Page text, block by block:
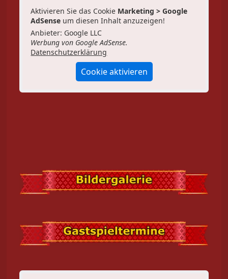
Aktivieren Sie das Cookie Marketing > Google
AdSense um diesen Inhalt anzuzeigen!
Anbieter: Google LLC
Werbung von Google AdSense.
Datenschutzerklärung
Cookie aktivieren